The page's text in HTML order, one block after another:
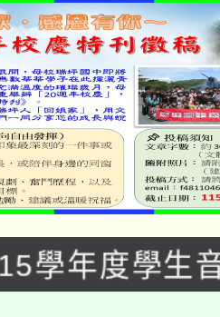
115學年度第
師甄選結果(
融保險知識
學年度學生
115學年度第